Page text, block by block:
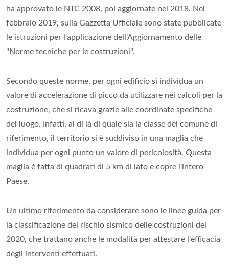
ha approvato le NTC 2008, poi aggiornate nel 2018. Nel
febbraio 2019, sulla Gazzetta Ufficiale sono state pubblicate
le istruzioni per l'applicazione dell'Aggiornamento delle
"Norme tecniche per le costruzioni".
Secondo queste norme, per ogni edificio si individua un
valore di accelerazione di picco da utilizzare nei calcoli per la
costruzione, che si ricava grazie alle coordinate specifiche
del luogo. Infatti, al di là di quale sia la classe del comune di
riferimento, il territorio si è suddiviso in una maglia che
individua per ogni punto un valore di pericolosità. Questa
maglia è fatta di quadrati di 5 km di lato e copre l'intero
Paese.
Un ultimo riferimento da considerare sono le linee guida per
la classificazione del rischio sismico delle costruzioni del
2020, che trattano anche le modalità per attestare l'efficacia
degli interventi effettuati.